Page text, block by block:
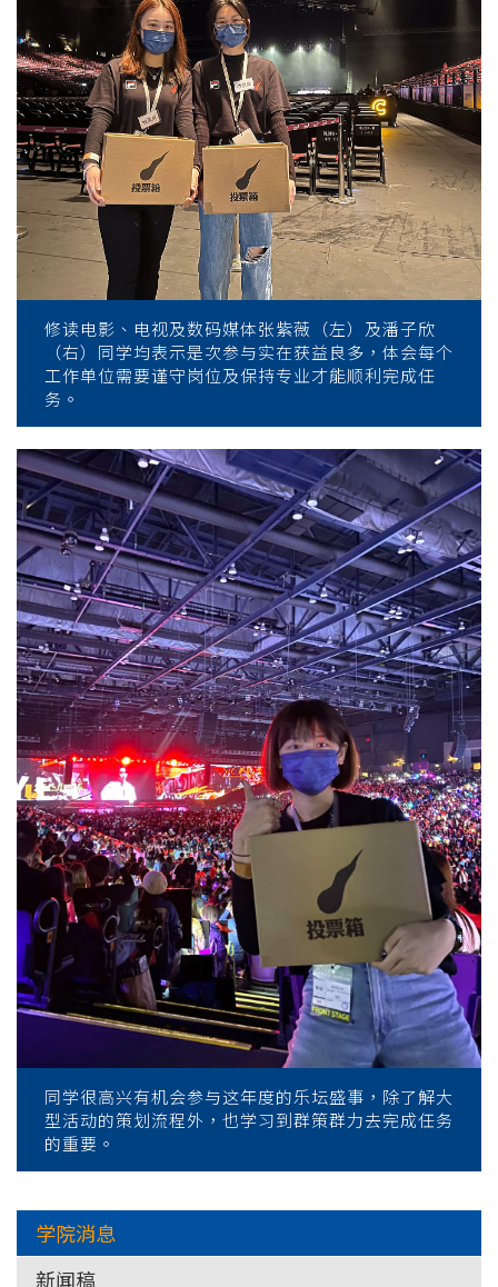
修读电影、电视及数码媒体张紫薇（左）及潘子欣
（右）同学均表示是次参与实在获益良多，体会每个
工作单位需要谨守岗位及保持专业才能顺利完成任
务。
同学很高兴有机会参与这年度的乐坛盛事，除了解大
型活动的策划流程外，也学习到群策群力去完成任务
的重要。
学院消息
新闻稿